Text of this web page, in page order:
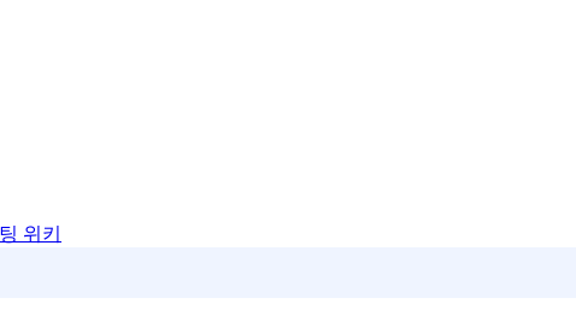
위키